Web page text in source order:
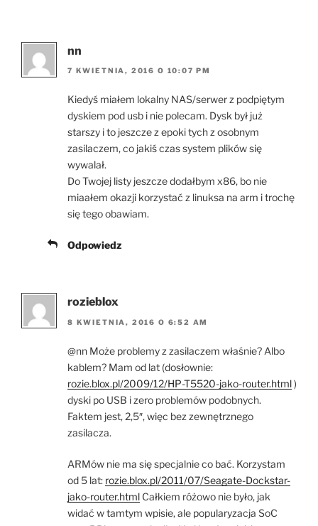
nn
7 KWIETNIA, 2016 O 10:07 PM
Kiedyś miałem lokalny NAS/serwer z podpiętym
dyskiem pod usb i nie polecam. Dysk był już
starszy i to jeszcze z epoki tych z osobnym
zasilaczem, co jakiś czas system plików się
wywalał.
Do Twojej listy jeszcze dodałbym x86, bo nie
miaałem okazji korzystać z linuksa na arm i trochę
się tego obawiam.
Odpowiedz
rozieblox
8 KWIETNIA, 2016 O 6:52 AM
@nn Może problemy z zasilaczem właśnie? Albo
kablem? Mam od lat (dosłownie:
rozie.blox.pl/2009/12/HP-T5520-jako-router.html)
dyski po USB i zero problemów podobnych.
Faktem jest, 2,5″, więc bez zewnętrznego
zasilacza.
ARMów nie ma się specjalnie co bać. Korzystam
od 5 lat: rozie.blox.pl/2011/07/Seagate-Dockstar-
jako-router.html Całkiem różowo nie było, jak
widać w tamtym wpisie, ale popularyzacja SoC